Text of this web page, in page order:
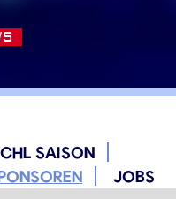
CHL SAISON
JOBS